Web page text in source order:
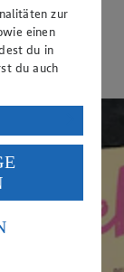
& Camping-
zur
einen
du in
du auch
in den
im Sinne
dass deine
EuGH sieht
an.